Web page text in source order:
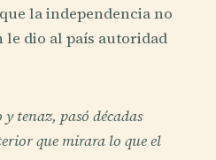
la independencia no
dio al país autoridad
tenaz, pasó décadas
que mirara lo que el